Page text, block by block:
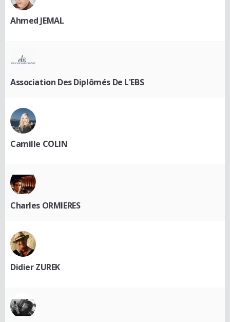
Ahmed JEMAL
Association Des Diplômés De L'EBS
Camille COLIN
Charles ORMIERES
Didier ZUREK